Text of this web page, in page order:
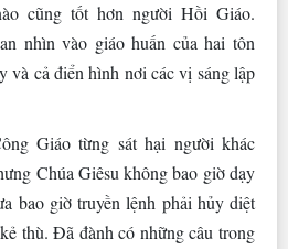
cũng tốt hơn người Hồi Giáo.
nhìn vào giáo huấn của hai tôn
và cả điển hình nơi các vị sáng lập
Giáo từng sát hại người khác
Chúa Giêsu không bao giờ dạy
bao giờ truyền lệnh phải hủy diệt
thù. Đã đành có những câu trong